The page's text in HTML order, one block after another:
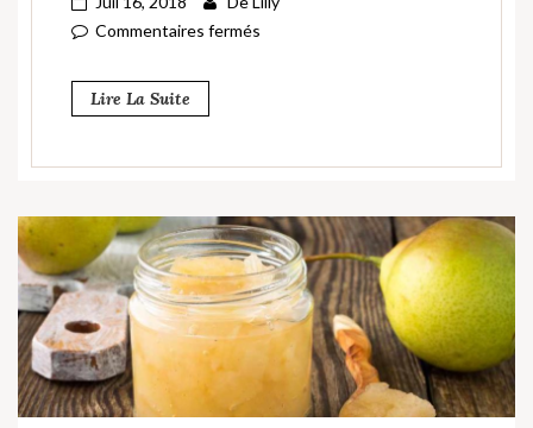
Commentaires fermés
Lire La Suite